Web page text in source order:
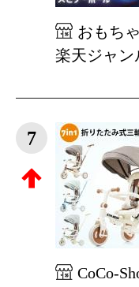
おもち
楽天ジャン
7
CoCo-